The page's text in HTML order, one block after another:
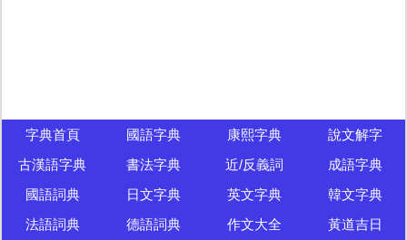
字典首頁 國語字典 康熙字典
說文解字
古漢語字典
書法字典 近/反義詞
成語字典
國語詞典
日文字典 英文字典
韓文字典
法語詞典
德語詞典 作文大全 黃道吉日